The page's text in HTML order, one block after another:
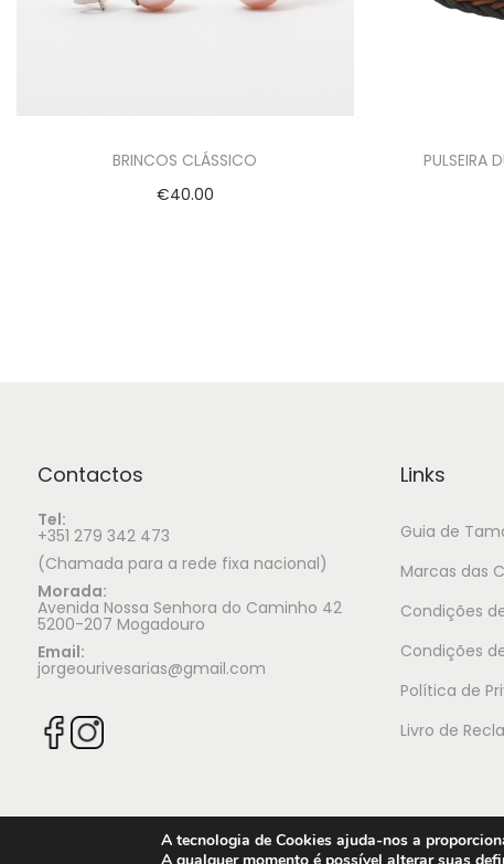
BRINCOS CLÁSSICO
€40.00
PULSEIRA
Contactos
Tel:
+351 279 342 473
(Chamada para a rede fixa nacional)
Morada:
Avenida Nossa Senhora do Caminho 42
5200-207 Mogadouro
Email:
jorgeourivesarias@gmail.com
Links
Guia de
Marcas das
Condições
Condições
Política de
Livro de
A tecnologia de Cookies ajuda-nos a